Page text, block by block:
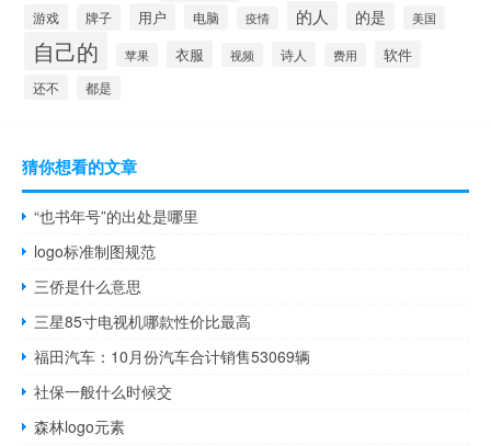
游戏 牌子 用户 电脑 疫情 的人 的是 美国
自己的 苹果 衣服 视频 诗人 费用 软件
还不 都是
猜你想看的文章
“也书年号”的出处是哪里
logo标准制图规范
三侨是什么意思
三星85寸电视机哪款性价比最高
福田汽车：10月份汽车合计销售53069辆
社保一般什么时候交
森林logo元素